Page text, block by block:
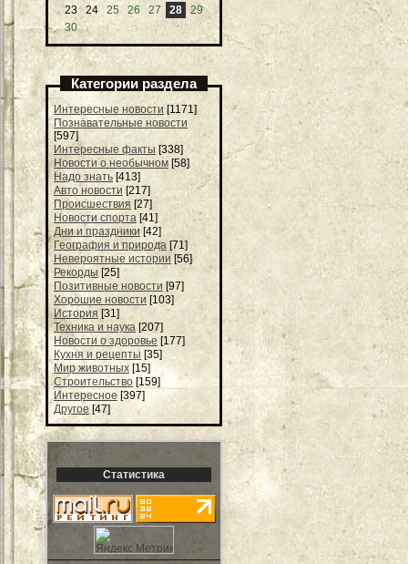
23
24 25 26 27 28
29
30
Категории раздела
Интересные новости [1171]
Познавательные новости
[597]
Интересные факты [338]
Новости о необычном [58]
Надо знать [413]
Авто новости [217]
Происшествия [27]
Новости спорта [41]
Дни и праздники [42]
География и природа [71]
Невероятные истории [56]
Рекорды [25]
Позитивные новости [97]
Хорошие новости [103]
История [31]
Техника и наука [207]
Новости о здоровье [177]
Кухня и рецепты [35]
Мир животных [15]
Строительство [159]
Интересное [397]
Другое [47]
Статистика